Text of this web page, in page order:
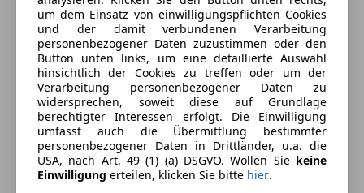
Energieverbrauch
um dem Einsatz von einwilligungspflichten Cookies
und der damit verbundenen Verarbeitung
personenbezogener Daten zuzustimmen oder den
Button unten links, um eine detaillierte Auswahl
hinsichtlich der Cookies zu treffen oder um der
Verarbeitung personenbezogener Daten zu
widersprechen, soweit diese auf Grundlage
berechtigter Interessen erfolgt. Die Einwilligung
umfasst auch die Übermittlung bestimmter
personenbezogener Daten in Drittländer, u.a. die
USA, nach Art. 49 (1) (a) DSGVO. Wollen Sie keine
Einwilligung erteilen, klicken Sie bitte hier.